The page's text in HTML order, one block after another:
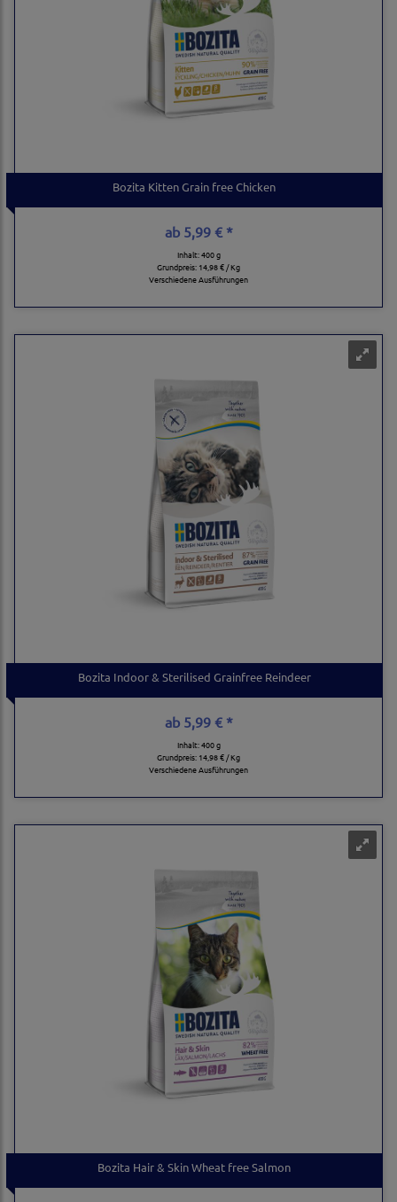
Bozita Kitten Grain free Chicken
ab5,99 € *
Inhalt: 400 g
Grundpreis: 14,98 € / Kg
Verschiedene Ausführungen
Bozita Indoor & Sterilised Grainfree Reindeer
ab5,99 € *
Inhalt: 400 g
Grundpreis: 14,98 € / Kg
Verschiedene Ausführungen
Bozita Hair & Skin Wheat free Salmon